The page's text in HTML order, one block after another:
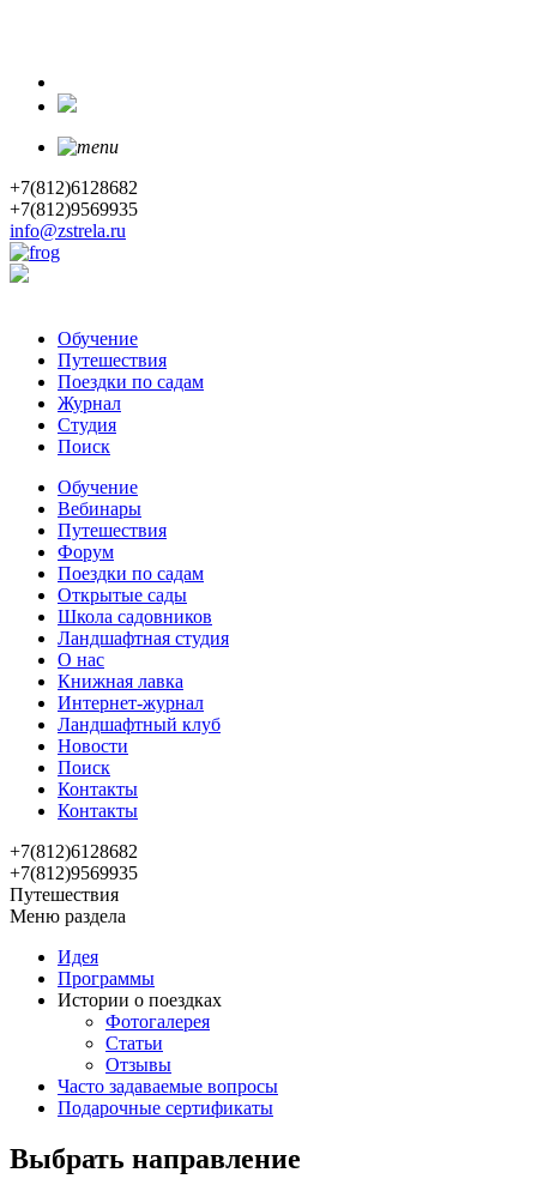
+7(812)6128682
+7(812)9569935
info@zstrela.ru
Обучение
Путешествия
Поездки по садам
Журнал
Студия
Поиск
Обучение
Вебинары
Путешествия
Форум
Поездки по садам
Открытые сады
Школа садовников
Ландшафтная студия
О нас
Книжная лавка
Интернет-журнал
Ландшафтный клуб
Новости
Поиск
Контакты
Контакты
+7(812)6128682
+7(812)9569935
Путешествия
Меню раздела
Идея
Программы
Истории о поездках
Фотогалерея
Статьи
Отзывы
Часто задаваемые вопросы
Подарочные сертификаты
Выбрать направление